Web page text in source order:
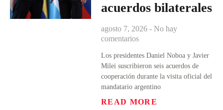
acuerdos bilaterales
agosto 7, 2026 No hay
comentarios
Los presidentes Daniel Noboa y Javier
Milei suscribieron seis acuerdos de
cooperación durante la visita oficial del
mandatario argentino
READ MORE